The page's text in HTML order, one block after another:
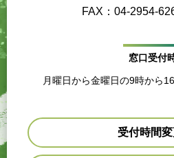
FAX：04-2954-
窓口受付
月曜日から金曜日の9時から
受付時間